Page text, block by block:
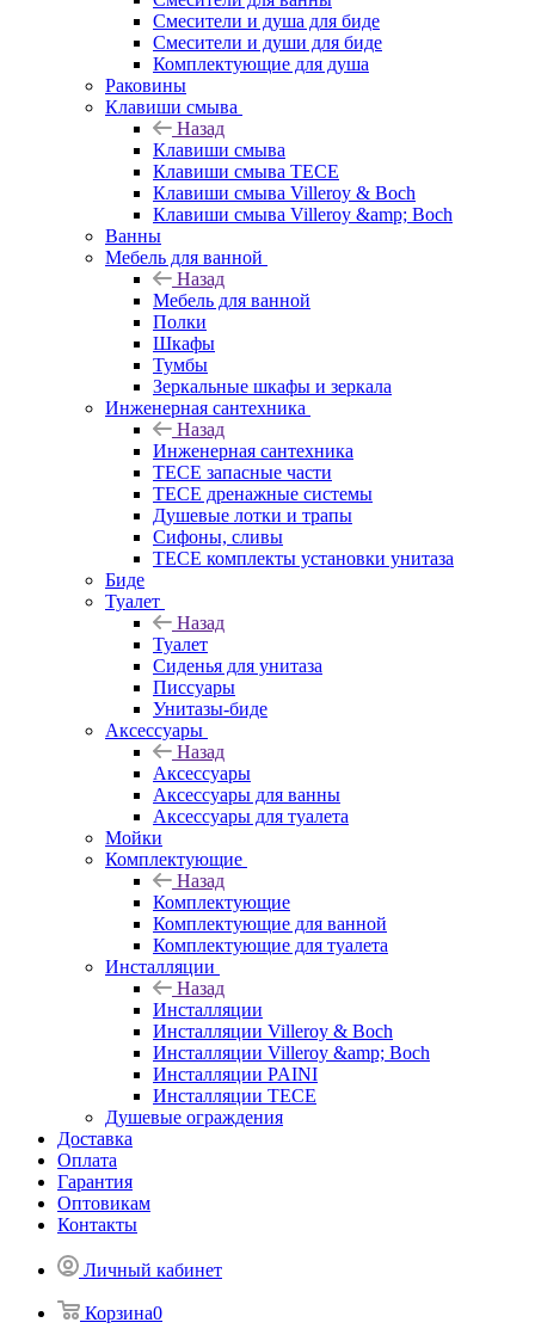
Смесители и душа для биде
Смесители и души для биде
Комплектующие для душа
Раковины
Клавиши смыва
Назад
Клавиши смыва
Клавиши смыва TECE
Клавиши смыва Villeroy & Boch
Клавиши смыва Villeroy &amp; Boch
Ванны
Мебель для ванной
Назад
Мебель для ванной
Полки
Шкафы
Тумбы
Зеркальные шкафы и зеркала
Инженерная сантехника
Назад
Инженерная сантехника
TECE запасные части
TECE дренажные системы
Душевые лотки и трапы
Сифоны, сливы
TECE комплекты установки унитаза
Биде
Туалет
Назад
Туалет
Сиденья для унитаза
Писсуары
Унитазы-биде
Аксессуары
Назад
Аксессуары
Аксессуары для ванны
Аксессуары для туалета
Мойки
Комплектующие
Назад
Комплектующие
Комплектующие для ванной
Комплектующие для туалета
Инсталляции
Назад
Инсталляции
Инсталляции Villeroy & Boch
Инсталляции Villeroy &amp; Boch
Инсталляции PAINI
Инсталляции TECE
Душевые ограждения
Доставка
Оплата
Гарантия
Оптовикам
Контакты
Личный кабинет
Корзина0